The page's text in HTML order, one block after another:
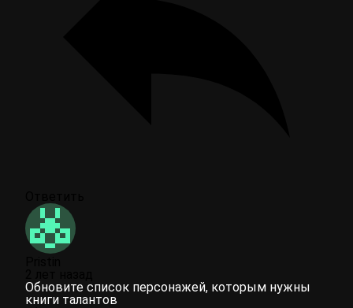
Обновите список персонажей, которым нужны
книги талантов